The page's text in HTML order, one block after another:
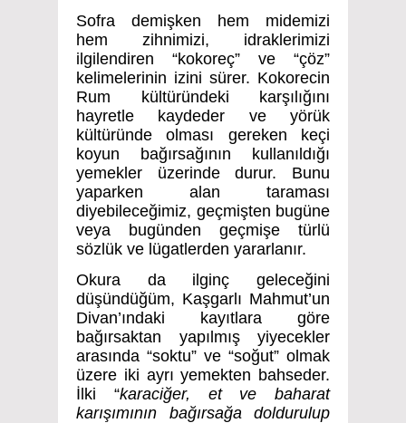
Sofra demişken hem midemizi
hem zihnimizi, idraklerimizi
ilgilendiren “kokoreç” ve “çöz”
kelimelerinin izini sürer. Kokorecin
Rum kültüründeki karşılığını
hayretle kaydeder ve yörük
kültüründe olması gereken keçi
koyun bağırsağının kullanıldığı
yemekler üzerinde durur. Bunu
yaparken alan taraması
diyebileceğimiz, geçmişten bugüne
veya bugünden geçmişe türlü
sözlük ve lügatlerden yararlanır.
Okura da ilginç geleceğini
düşündüğüm, Kaşgarlı Mahmut’un
Divan’ındaki kayıtlara göre
bağırsaktan yapılmış yiyecekler
arasında “soktu” ve “soğut” olmak
üzere iki ayrı yemekten bahseder.
İlki “karaciğer, et ve baharat
karışımının bağırsağa doldurulup